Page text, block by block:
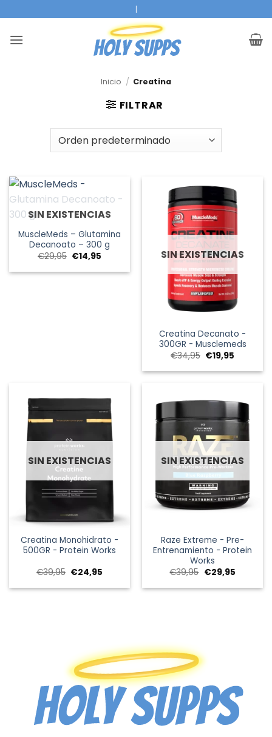
al
contenido
|
Inicio / Creatina
FILTRAR
SIN EXISTENCIAS
MuscleMeds – Glutamina
Decanoato – 300 g
€29,95 El
precio
original
€14,95
actual
SIN EXISTENCIAS
Creatina Decanato -
300GR - Musclemeds
€34,95 El
precio
original
€19,95
actual
SIN EXISTENCIAS
Creatina Monohidrato -
500GR - Protein Works
€39,95 El
precio
original
€24,95
actual
SIN EXISTENCIAS
Raze Extreme - Pre-
Entrenamiento - Protein
Works
€39,95 El
precio
original
€29,95El
actual